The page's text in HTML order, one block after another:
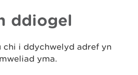
ddiogel
chi i ddychwelyd adref yn
yma.